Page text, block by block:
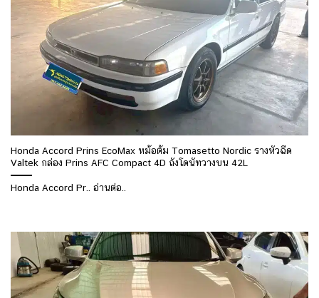
Honda Accord Prins EcoMax หม้อต้ม Tomasetto Nordic รางหัวฉีด
Valtek กล่อง Prins AFC Compact 4D ถังโดนัทวางบน 42L
Honda Accord Pr.. อ่านต่อ..